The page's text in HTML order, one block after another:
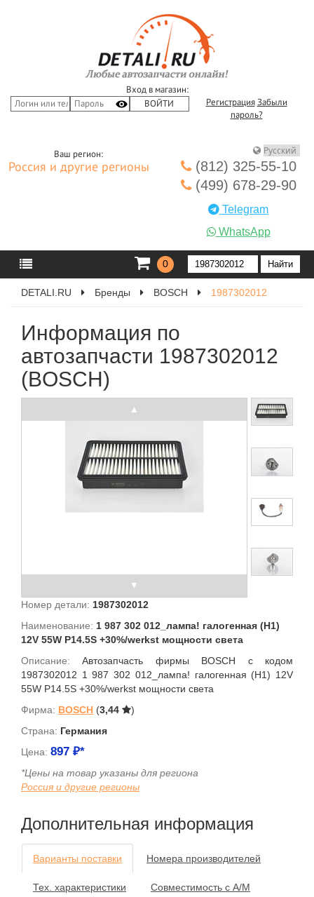
Вход в магазин:
Регистрация Забыли
пароль?
Ваш регион:
Россия и другие регионы
(812) 325-55-10
(499) 678-29-90
Telegram
WhatsApp
0
DETALI.RU Бренды BOSCH 1987302012
Информация по
автозапчасти 1987302012
(BOSCH)
Номер детали: 1987302012
Наименование: 1 987 302 012_лампа! галогенная (H1)
12V 55W P14.5S +30%/werkst мощности света
Описание:Автозапчасть фирмы BOSCH с кодом
1987302012 1 987 302 012_лампа! галогенная (H1) 12V
55W P14.5S +30%/werkst мощности света
Фирма: BOSCH (3,44
)
Страна: Германия
Цена: 897 ₽*
*Цены на товар указаны для региона
Россия и другие регионы
Дополнительная информация
Варианты поставки Номера производителей
Тех. характеристики Совместимость с А/М